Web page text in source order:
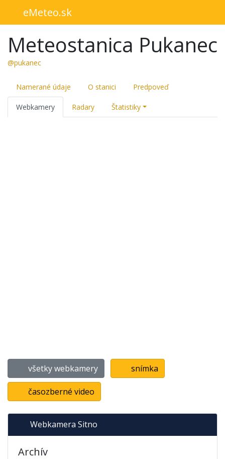
eMeteo.sk
Meteostanica Pukanec
@pukanec
Namerané údaje O stanici Predpoveď
Webkamery Radary Štatistiky
všetky webkamery snímka
časozberné video
Webkamera Sitno
Archív